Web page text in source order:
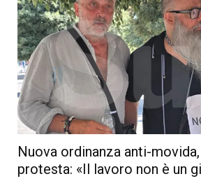
Nuova ordinanza anti-
protesta: «Il lavoro non è un